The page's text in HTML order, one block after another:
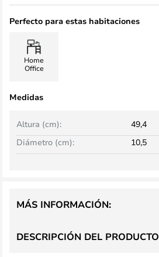
Perfecto para estas habitaciones
Home
Office
Medidas
Altura (cm):
49,4
Diámetro (cm):
10,5
DESCRIPCIÓN DEL PRODUCTO
MÁS INFORMACIÓN: